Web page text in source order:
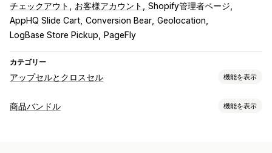
チェックアウト お客様アカウント
Shopify管理者ページ
AppHQ Slide Cart Conversion Bear Geolocation
LogBase Store Pickup
PageFly
カテゴリー
アップセルとクロスセル 機能を表示
カスタマイズ
商品バンドル 機能を表示